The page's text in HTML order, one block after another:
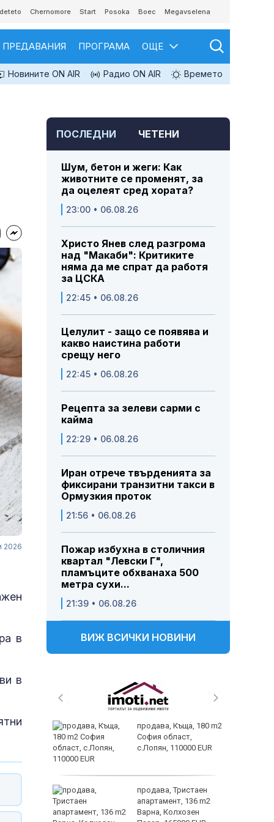
Chernomore Start Posoka Boec Megavselena
ПРЕДАВАНИЯ ПРОГРАМА ОЩЕ
Новините ON AIR Радио ON AIR Времето
2026
в
в
ПОСЛЕДНИ ЧЕТЕНИ
Шум, бетон и жеги: Как
животните се променят, за
да оцелеят сред хората?
23:00 • 06.08.26
Христо Янев след разгрома
над "Макаби": Критиките
няма да ме спрат да работя
за ЦСКА
22:45 • 06.08.26
Целулит - защо се появява и
какво наистина работи
срещу него
22:45 • 06.08.26
Рецепта за зелеви сарми с
кайма
22:29 • 06.08.26
Иран отрече твърденията за
фиксирани транзитни такси в
Ормузкия проток
21:56 • 06.08.26
Пожар избухна в столичния
квартал "Левски Г",
пламъците обхванаха 500
метра сухи...
21:39 • 06.08.26
ВИЖ ВСИЧКИ НОВИНИ
180 m2
m2
Нови следи от вода на
Марс са открити в
стари данни от
Експерт, предсказал
кризата от 2008 г.,
дава нова, мрачна